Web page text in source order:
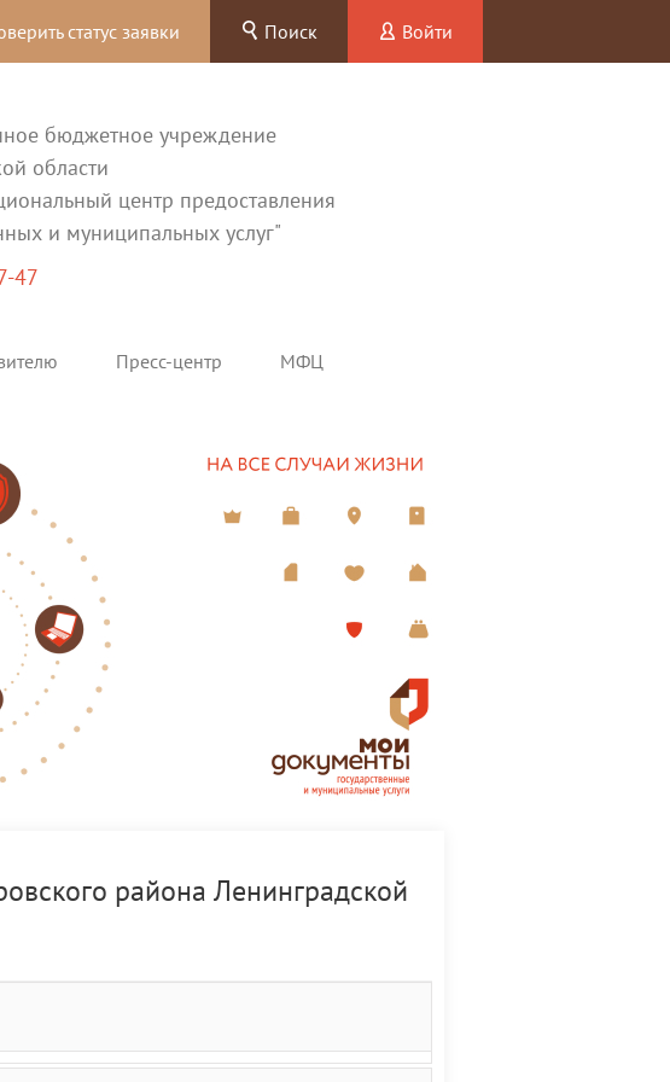
статус заявки Поиск Войти
бюджетное учреждение
области
центр предоставления
и муниципальных услуг"
47
Пресс-центр МФЦ
района Ленинградской